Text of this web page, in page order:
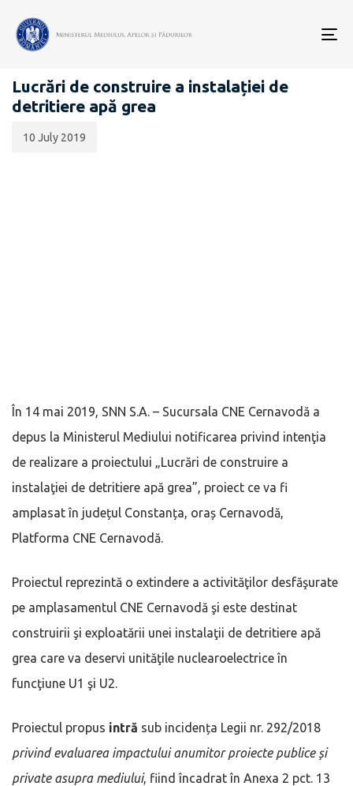
CENTRALA NUCLEARĂ CERNAVODĂ
Lucrări de construire a instalației de
detritiere apă grea
publicării:
10 July 2019
În 14 mai 2019, SNN S.A. – Sucursala CNE Cernavodă a
depus la Ministerul Mediului notificarea privind intenţia
de realizare a proiectului „Lucrări de construire a
instalaţiei de detritiere apă grea”, proiect ce va fi
amplasat în județul Constanța, oraș Cernavodă,
Platforma CNE Cernavodă.
Proiectul reprezintă o extindere a activităţilor desfăşurate
pe amplasamentul CNE Cernavodă şi este destinat
construirii şi exploatării unei instalaţii de detritiere apă
grea care va deservi unităţile nuclearoelectrice în
funcţiune U1 şi U2.
Proiectul propus intră sub incidența Legii nr. 292/2018
privind evaluarea impactului anumitor proiecte publice și
private asupra mediului, fiind încadrat în Anexa 2 pct. 13